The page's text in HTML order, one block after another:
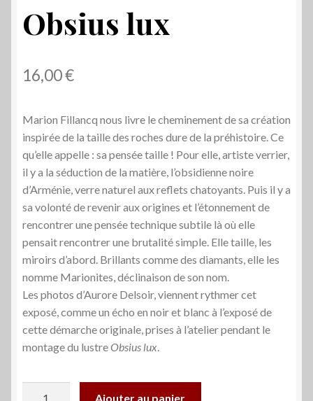
Obsius lux
16,00€
Marion Fillancq nous livre le cheminement de sa création
inspirée de la taille des roches dure de la préhistoire. Ce
qu’elle appelle : sa pensée taille ! Pour elle, artiste verrier,
il y a la séduction de la matière, l’obsidienne noire
d’Arménie, verre naturel aux reflets chatoyants. Puis il y a
sa volonté de revenir aux origines et l’étonnement de
rencontrer une pensée technique subtile là où elle
pensait rencontrer une brutalité simple. Elle taille, les
miroirs d’abord. Brillants comme des diamants, elle les
nomme Marionites, déclinaison de son nom.
Les photos d’Aurore Delsoir, viennent rythmer cet
exposé, comme un écho en noir et blanc à l’exposé de
cette démarche originale, prises à l’atelier pendant le
montage du lustreObsius lux
Ajouter au panier